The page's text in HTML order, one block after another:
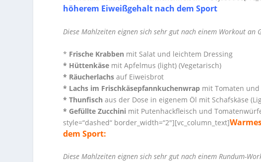
höherem Eiweißgehalt nach dem Sport
Diese Mahlzeiten eignen sich sehr gut nach einem Workout
* Frische Krabben mit Salat und leichtem Dressing
* Hüttenkäse mit Apfelmus (light)(Vegetarisch)
* Räucherlachs auf Eiweisbrot
* Lachs im Frischkäsepfannkuchenwrap mit Tomaten und
* Thunfisch aus der Dose in eigenem Öl mit Schafskäse
* Gefüllte Zucchini mit Putenhackfleisch und
style=“dashed“ border_width=“2″][vc_column_text]
dem Sport:
Diese Mahlzeiten eignen sich sehr gut nach einem Rundum-